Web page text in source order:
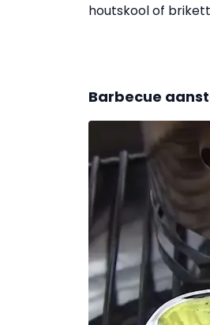
houtskool of
Barbecue